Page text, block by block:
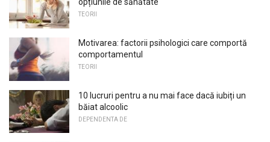
opțiunile de sănătate
TEORII
Motivarea: factorii psihologici care comportă
comportamentul
TEORII
10 lucruri pentru a nu mai face dacă iubiți un
băiat alcoolic
DEPENDENTA DE